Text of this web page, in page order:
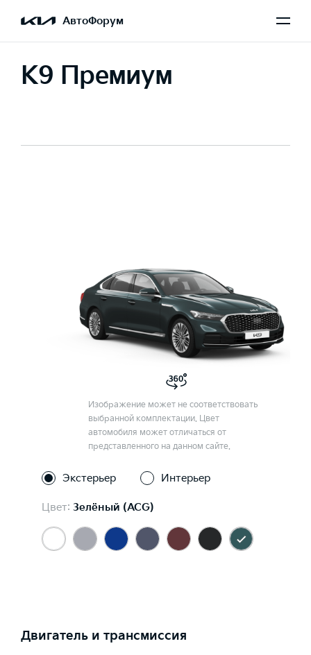
АвтоФорум
K9 Премиум
Изображение может не соответствовать
выбранной комплектации. Цвет
автомобиля может отличаться от
представленного на данном сайте.
Экстерьер Интерьер
Цвет: Зелёный (ACG)
Двигатель и трансмиссия